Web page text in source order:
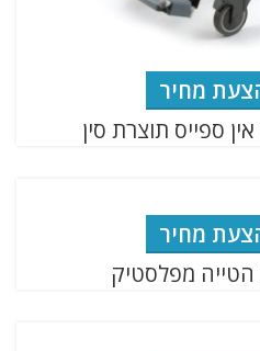
מחיר
ספייס תוצרת סין
מחיר
מפלסטיק